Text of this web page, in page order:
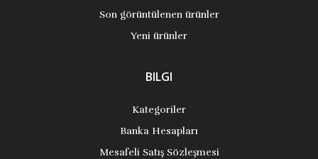
Son görüntülenen ürünler
Yeni ürünler
BILGI
Kategoriler
Banka Hesapları
Mesafeli Satış Sözleşmesi